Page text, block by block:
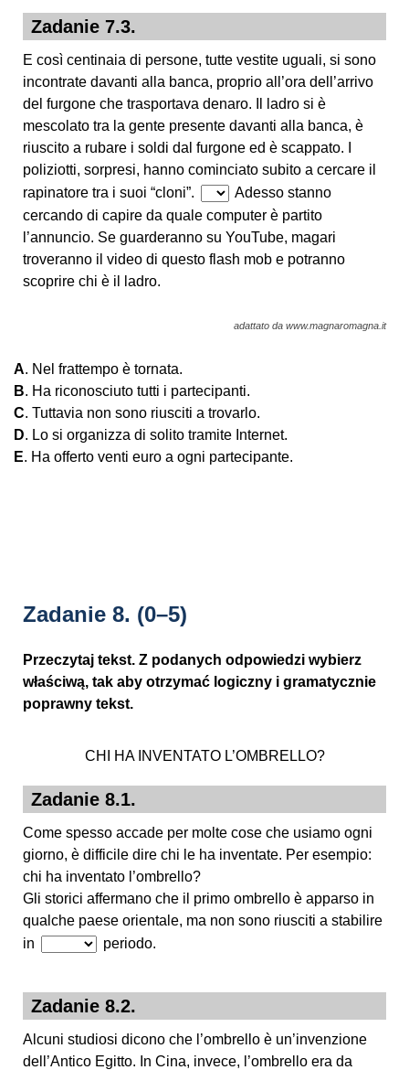
Zadanie 7.3.
E così centinaia di persone, tutte vestite uguali, si sono
incontrate davanti alla banca, proprio all’ora dell’arrivo
del furgone che trasportava denaro. Il ladro si è
mescolato tra la gente presente davanti alla banca, è
riuscito a rubare i soldi dal furgone ed è scappato. I
poliziotti, sorpresi, hanno cominciato subito a cercare il
rapinatore tra i suoi “cloni”.
Adesso stanno
cercando di capire da quale computer è partito
l’annuncio. Se guarderanno su YouTube, magari
troveranno il video di questo flash mob e potranno
scoprire chi è il ladro.
adattato da www.magnaromagna.it
A. Nel frattempo è tornata.
B. Ha riconosciuto tutti i partecipanti.
C. Tuttavia non sono riusciti a trovarlo.
D. Lo si organizza di solito tramite Internet.
E. Ha offerto venti euro a ogni partecipante.
Zadanie 8. (0–5)
Przeczytaj tekst. Z podanych odpowiedzi wybierz
właściwą, tak aby otrzymać logiczny i gramatycznie
poprawny tekst.
CHI HA INVENTATO L’OMBRELLO?
Zadanie 8.1.
Come spesso accade per molte cose che usiamo ogni
giorno, è difficile dire chi le ha inventate. Per esempio:
chi ha inventato l’ombrello?
Gli storici affermano che il primo ombrello è apparso in
qualche paese orientale, ma non sono riusciti a stabilire
in
periodo.
Zadanie 8.2.
Alcuni studiosi dicono che l’ombrello è un’invenzione
dell’Antico Egitto. In Cina, invece, l’ombrello era da